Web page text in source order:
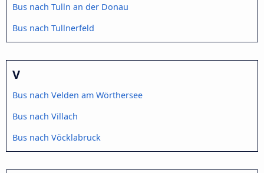
Bus nach Tulln an der Donau
Bus nach Tullnerfeld
V
Bus nach Velden am Wörthersee
Bus nach Villach
Bus nach Vöcklabruck